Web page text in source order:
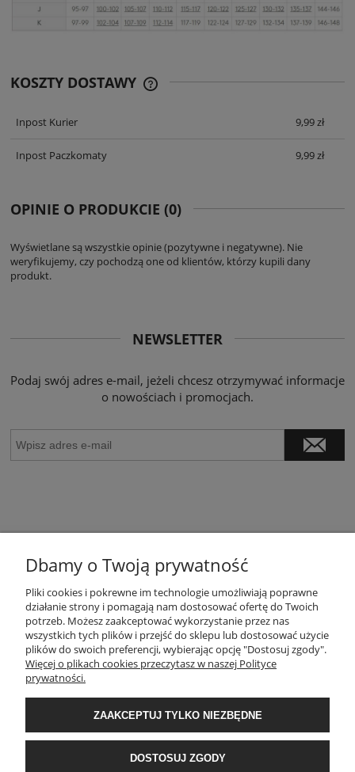
KOSZTY DOSTAWY
Inpost Kurier
9,99 zł
Inpost Paczkomaty 9,99 zł
OPINIE O PRODUKCIE (0)
Wyświetlane są wszystkie opinie (pozytywne i negatywne). Nie
weryfikujemy, czy pochodzą one od klientów, którzy kupili dany
produkt.
NEWSLETTER
Podaj swój adres e-mail, jeżeli chcesz otrzymywać informacje
o nowościach i promocjach.
POMOC
MOJE KONTO
INFORMACJE
Dbamy o Twoją prywatność
Pliki cookies i pokrewne im technologie umożliwiają poprawne
działanie strony i pomagają nam dostosować ofertę do Twoich
potrzeb. Możesz zaakceptować wykorzystanie przez nas
wszystkich tych plików i przejść do sklepu lub dostosować użycie
plików do swoich preferencji, wybierając opcję "Dostosuj zgody".
Więcej o plikach cookies przeczytasz w naszej Polityce
prywatności.
ZAAKCEPTUJ TYLKO NIEZBĘDNE
DOSTOSUJ ZGODY